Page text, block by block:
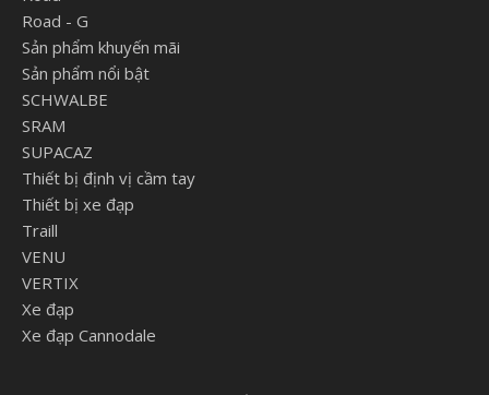
Road - G
Sản phẩm khuyến mãi
Sản phẩm nổi bật
SCHWALBE
SRAM
SUPACAZ
Thiết bị định vị cầm tay
Thiết bị xe đạp
Traill
VENU
VERTIX
Xe đạp
Xe đạp Cannodale